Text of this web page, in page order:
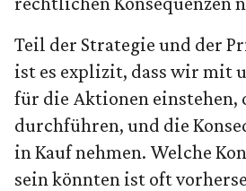
Teil der Strategie und der
ist es explizit, dass wir mit
für die Aktionen einstehen,
durchführen, und die
in Kauf nehmen. Welche
sein könnten ist oft